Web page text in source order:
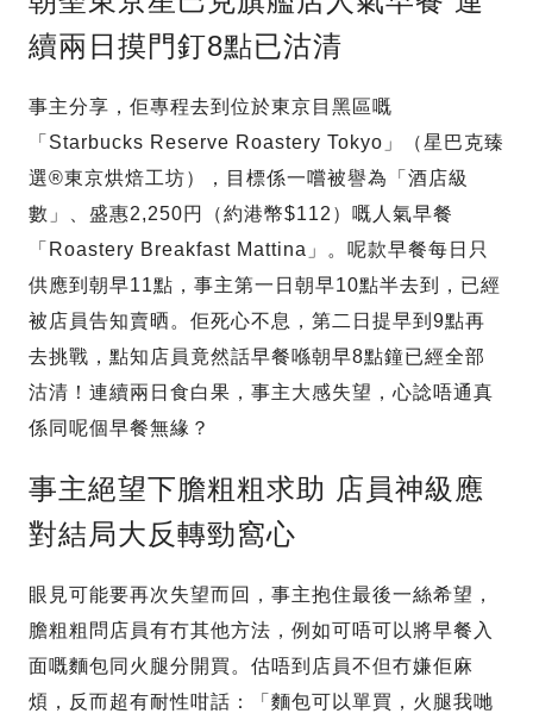
續兩日摸門釘8點已沽清
事主分享，佢專程去到位於東京目黑區嘅
「Starbucks Reserve Roastery Tokyo」（星巴克臻
選®東京烘焙工坊），目標係一嚐被譽為「酒店級
數」、盛惠2,250円（約港幣$112）嘅人氣早餐
「Roastery Breakfast Mattina」。呢款早餐每日只
供應到朝早11點，事主第一日朝早10點半去到，已經
被店員告知賣晒。佢死心不息，第二日提早到9點再
去挑戰，點知店員竟然話早餐喺朝早8點鐘已經全部
沽清！連續兩日食白果，事主大感失望，心諗唔通真
係同呢個早餐無緣？
事主絕望下膽粗粗求助 店員神級應
對結局大反轉勁窩心
眼見可能要再次失望而回，事主抱住最後一絲希望，
膽粗粗問店員有冇其他方法，例如可唔可以將早餐入
面嘅麵包同火腿分開買。估唔到店員不但冇嫌佢麻
煩，反而超有耐性咁話：「麵包可以單買，火腿我哋